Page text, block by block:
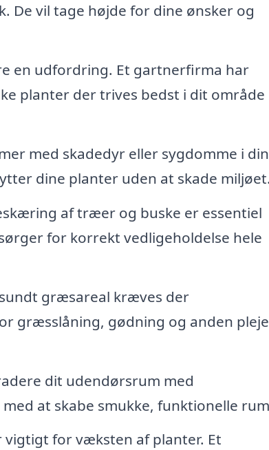
De vil tage højde for dine ønsker og
en udfordring. Et gartnerfirma har
planter der trives bedst i dit område
med skadedyr eller sygdomme i din
dine planter uden at skade miljøet.
af træer og buske er essentiel
for korrekt vedligeholdelse hele
græsareal kræves der
græsslåning, gødning og anden pleje
dit udendørsrum med
at skabe smukke, funktionelle
vigtigt for væksten af planter. Et